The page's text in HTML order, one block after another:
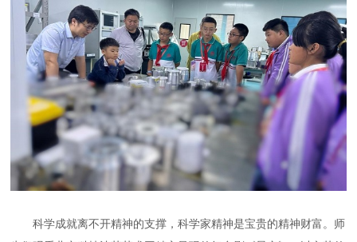
科学成就离不开精神的支撑，科学家精神是宝贵的精神财富。师